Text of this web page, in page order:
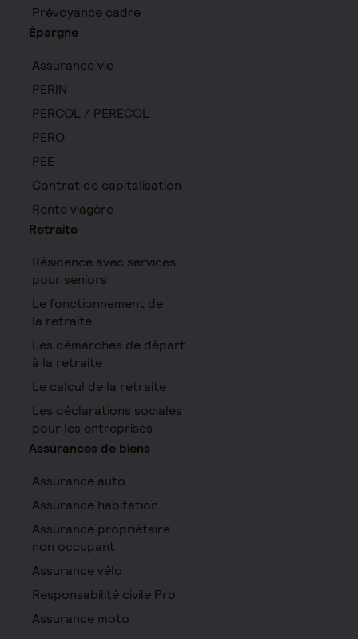
Prévoyance cadre
Épargne
Assurance vie
PERIN
PERCOL / PERECOL
PERO
PEE
Contrat de capitalisation
Rente viagère
Retraite
Résidence avec services
pour seniors
Le fonctionnement de
la retraite
Les démarches de départ
à la retraite
Le calcul de la retraite
Les déclarations sociales
pour les entreprises
Assurances de biens
Assurance auto
Assurance habitation
Assurance propriétaire
non occupant
Assurance vélo
Responsabilité civile Pro
Assurance moto